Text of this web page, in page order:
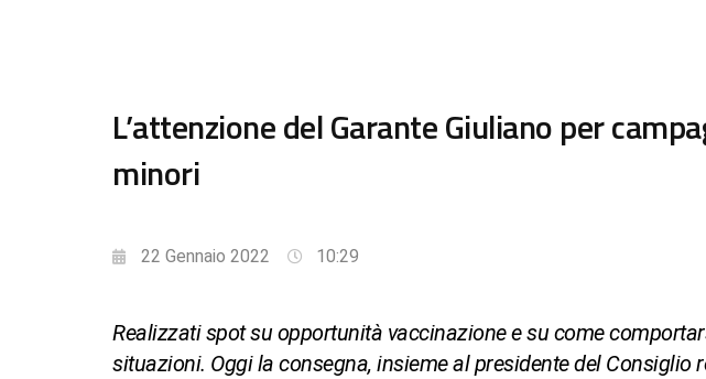
L’attenzione del Garante Giuliano per
minori
22 Gennaio 2022 10:29
Realizzati spot su opportunità vaccinazione e su come
situazioni. Oggi la consegna, insieme al presidente del Consiglio